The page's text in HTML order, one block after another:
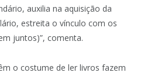
auxilia na aquisição da
estreita o vínculo com os
juntos)”, comenta.
o costume de ler livros fazem